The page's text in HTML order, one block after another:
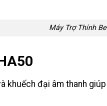
Máy Trợ Thính
khuếch đại âm thanh